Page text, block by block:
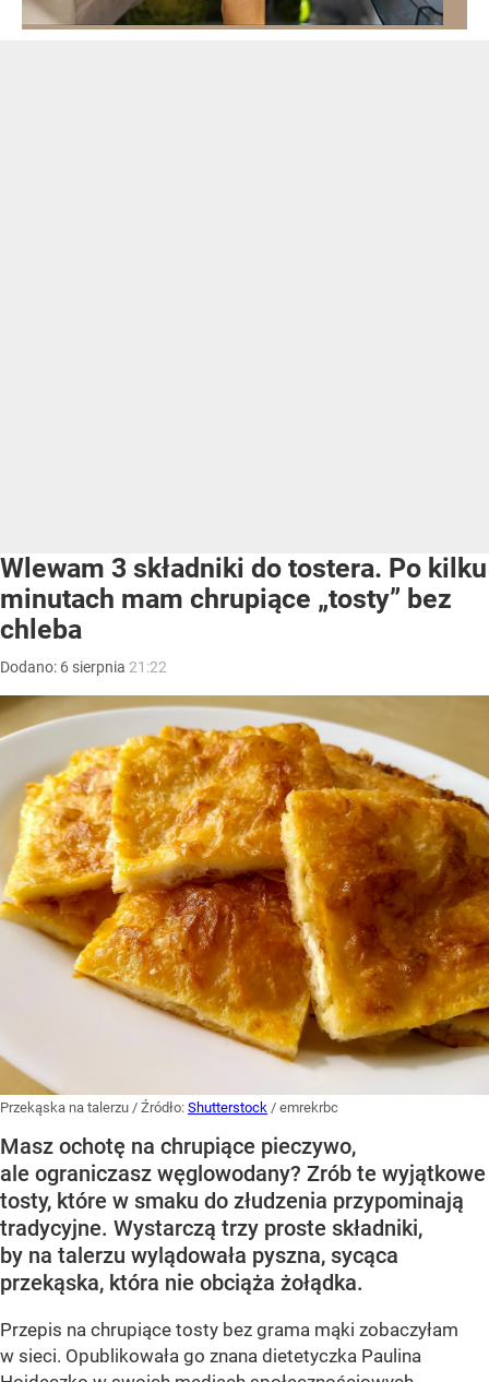
Wlewam 3 składniki do tostera. Po kilku
minutach mam chrupiące „tosty” bez
chleba
Dodano: 6 sierpnia 21:22
Przekąska na talerzu / Źródło: Shutterstock / emrekrbc
Masz ochotę na chrupiące pieczywo,
ale ograniczasz węglowodany? Zrób te wyjątkowe
tosty, które w smaku do złudzenia przypominają
tradycyjne. Wystarczą trzy proste składniki,
by na talerzu wylądowała pyszna, sycąca
przekąska, która nie obciąża żołądka.
Przepis na chrupiące tosty bez grama mąki zobaczyłam
w sieci. Opublikowała go znana dietetyczka Paulina